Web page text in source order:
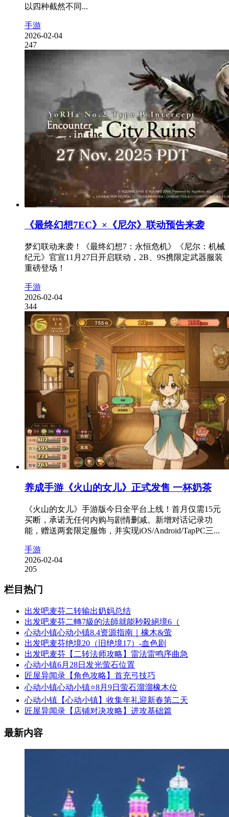
以四种截然不同...
手游
2026-02-04
247
《最终幻想7EC》×《尼尔》联动预告来袭
梦幻联动来袭！《最终幻想7：永恒危机》《尼尔：机械
纪元》官宣11月27日开启联动，2B、9S携限定武器服装
重磅登场！
手游
2026-02-04
344
养成手游《火山的女儿》正式发售 一杯奶茶
《火山的女儿》手游版今日全平台上线！首月仅需15元
买断，承诺无任何内购与剧情删减。新增对话记录功
能，赠送两套限定服饰，并实现iOS/Android/TapPC三...
手游
2026-02-04
205
栏目热门
出发吧麦芬二转输出奶妈总结
出发吧麦芬二轉7級的法師就能秒殺絕境6（
心动小镇心动小镇8.4资源指南｜橡木&萤
出发吧麦芬绝境20（旧绝境17）-血色剧
出发吧麦芬【二转法师攻略】雷法雷鸣序曲急
心动小镇6月28日发光萤石位置
匠屋异闻录【角色攻略】首充弓技巧
心动小镇心动小镇⭐8月9日萤石溜溜橡木位
心动小镇【心动小镇】收集年礼迎新春第二天
匠屋异闻录【店铺对决攻略】进攻基础篇
最新内容